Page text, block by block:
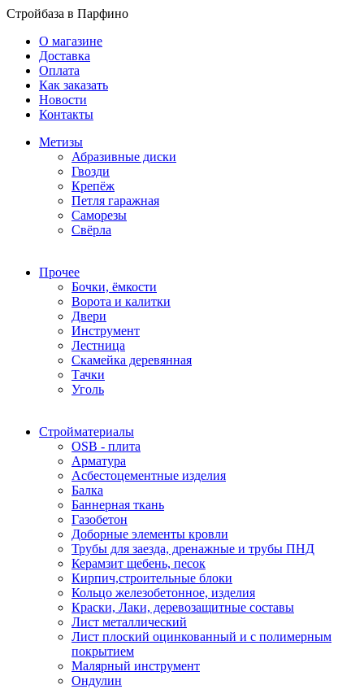
Стройбаза в Парфино
О магазине
Доставка
Оплата
Как заказать
Новости
Контакты
Метизы
Абразивные диски
Гвозди
Крепёж
Петля гаражная
Саморезы
Свёрла
Прочее
Бочки, ёмкости
Ворота и калитки
Двери
Инструмент
Лестница
Скамейка деревянная
Тачки
Уголь
Стройматериалы
OSB - плита
Арматура
Асбестоцементные изделия
Балка
Баннерная ткань
Газобетон
Доборные элементы кровли
Трубы для заезда, дренажные и трубы ПНД
Керамзит щебень, песок
Кирпич,строительные блоки
Кольцо железобетонное, изделия
Краски, Лаки, деревозащитные составы
Лист металлический
Лист плоский оцинкованный и с полимерным
покрытием
Малярный инструмент
Ондулин